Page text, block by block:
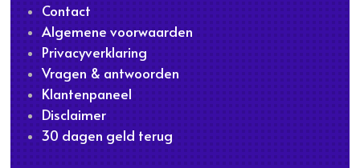
Contact
Algemene voorwaarden
Privacyverklaring
Vragen & antwoorden
Klantenpaneel
Disclaimer
30 dagen geld terug